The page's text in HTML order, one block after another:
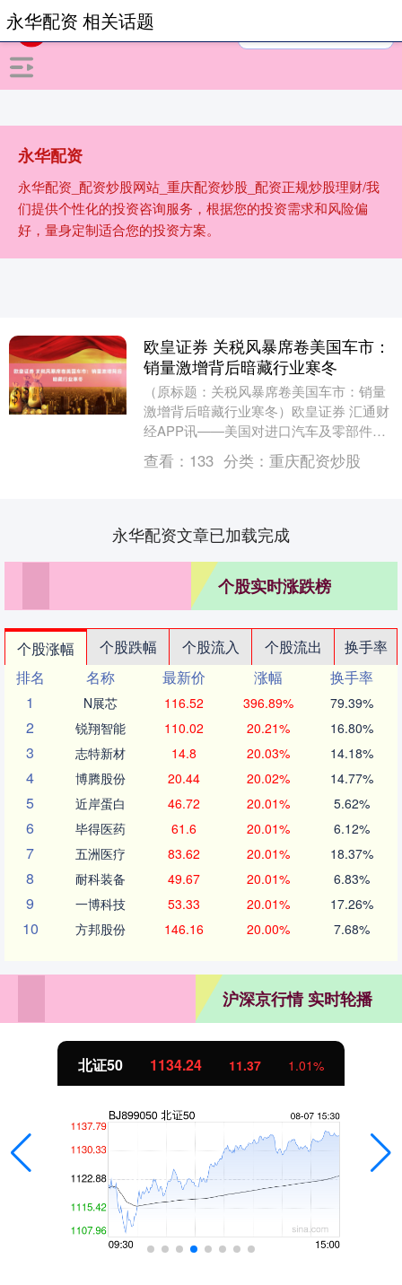
永华配资
永华配资_配资炒股网站_重庆配资炒股_配资正规炒股理财/我
们提供个性化的投资咨询服务，根据您的投资需求和风险偏
好，量身定制适合您的投资方案。
永华配资 相关话题
欧皇证券 关税风暴席卷美国车市：
销量激增背后暗藏行业寒冬
（原标题：关税风暴席卷美国车市：销量
激增背后暗藏行业寒冬）欧皇证券 汇通财
经APP讯——美国对进口汽车及零部件加
征25%关税的政策于4月3日正式生效，犹
如一场"....
查看： 133 分类： 重庆配资炒股
永华配资文章已加载完成
个股实时涨跌榜
个股涨幅 个股跌幅 个股流入 个股流出
换手率
排名
名称 最新价 涨幅
换手率
1
N展芯 116.52 396.89% 79.39%
2 锐翔智能 110.02 20.21% 16.80%
3 志特新材 14.8 20.03% 14.18%
4 博腾股份 20.44 20.02% 14.77%
5 近岸蛋白 46.72 20.01% 5.62%
6 毕得医药 61.6 20.01% 6.12%
7 五洲医疗 83.62 20.01% 18.37%
8 耐科装备 49.67 20.01% 6.83%
9 一博科技 53.33 20.01% 17.26%
10 方邦股份 146.16 20.00% 7.68%
沪深京行情 实时轮播
北证50 1134.24 11.37 1.01%